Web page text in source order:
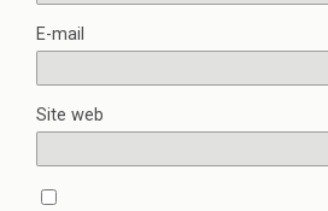
E-mail
Site web